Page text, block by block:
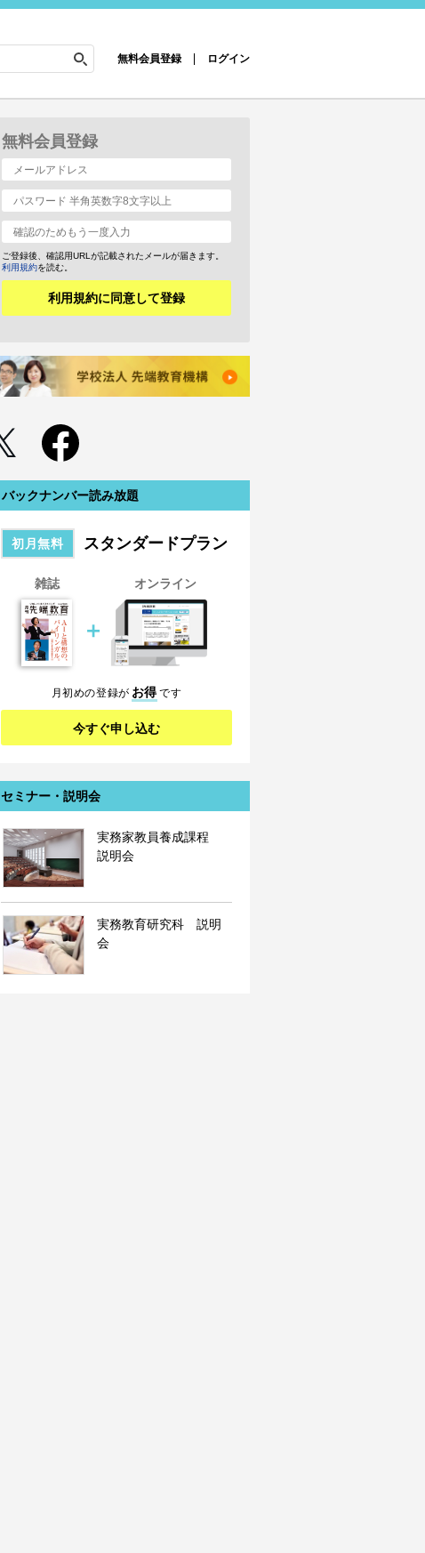
無料会員登録 ログイン
無料会員登録
ご登録後、確認用URLが記載されたメールが届きます。
利用規約を読む。
利用規約に同意して登録
バックナンバー読み放題
初月無料 スタンダードプラン
雑誌
＋
オンライン
月初めの登録が お得です
今すぐ申し込む
セミナー・説明会
実務家教員養成課程
説明会
実務教育研究科 説明
会